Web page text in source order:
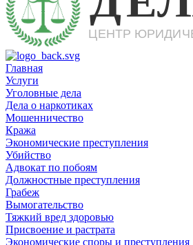
Главная
Услуги
Уголовные дела
Дела о наркотиках
Мошенничество
Кража
Экономические преступления
Убийство
Адвокат по побоям
Должностные преступления
Грабеж
Вымогательство
Тяжкий вред здоровью
Присвоение и растрата
Экономические споры и преступления